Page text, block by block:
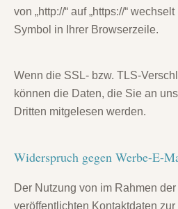
von „http://“ auf „https://“
Symbol in Ihrer Browserzeile.
Wenn die SSL- bzw. TLS-
können die Daten, die Sie an
Dritten mitgelesen werden.
Widerspruch gegen Werbe-E-
Der Nutzung von im Rahmen
veröffentlichten Kontaktdaten